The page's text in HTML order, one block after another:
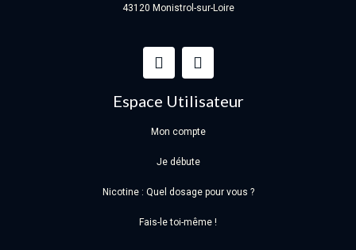
43120 Monistrol-sur-Loire
Espace Utilisateur
Mon compte
Je débute
Nicotine : Quel dosage pour vous ?
Fais-le toi-même !